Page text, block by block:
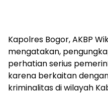
Kapolres Bogor, AKBP
mengatakan,
perhatian serius
karena berkaitan
kriminalitas di wilayah